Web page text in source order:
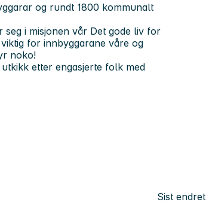
og rundt 1800 kommunalt
i misjonen vår Det gode liv for
for innbyggarane våre og
noko!
etter engasjerte folk med
Sist endret